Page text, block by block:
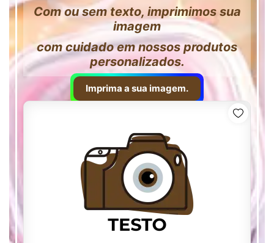
Com ou sem texto, imprimimos sua
imagem
com cuidado em nossos produtos
personalizados.
Imprima a sua imagem.